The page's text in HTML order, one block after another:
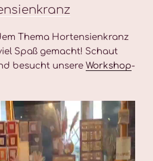
Thema Hortensienkranz
Spaß gemacht! Schaut
besucht unsere Workshop-